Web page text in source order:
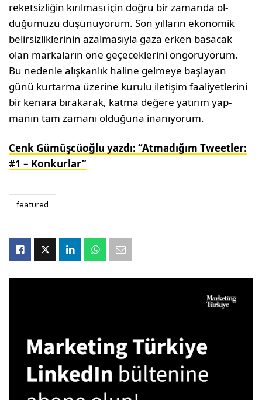
reketsizliğin kırılması için doğru bir zamanda ol­
duğumuzu düşünüyorum. Son yılların ekonomik
belirsizliklerinin azalmasıyla gaza erken basacak
olan markaların öne geçeceklerini öngörüyorum.
Bu nedenle alışkanlık haline gelmeye başlayan
günü kurtarma üzerine kurulu iletişim faaliyetleri­ni
bir kenara bırakarak, katma değere yatırım yap­
manın tam zamanı olduğuna inanıyorum.
Cenk Gümüşcüoğlu yazdı: “Atmadığım Tweetler:
#1 – Konkurlar”
featured